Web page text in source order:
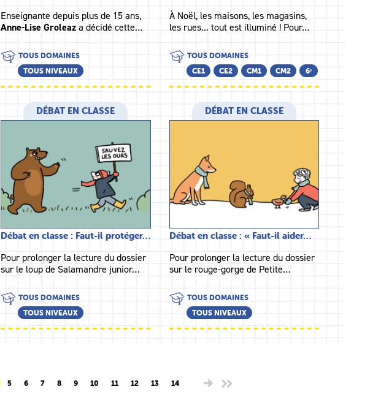
Enseignante depuis plus de 15 ans,
Anne-Lise Groleaz a décidé cette…
TOUS DOMAINES
TOUS NIVEAUX
À Noël, les maisons, les magasins,
les rues... tout est illuminé ! Pour…
TOUS DOMAINES
CE1
CE2 CM1 CM2 6ᵉ
DÉBAT EN CLASSE
Débat en classe : Faut-il protéger…
Pour prolonger la lecture du dossier
sur le loup de Salamandre junior…
TOUS DOMAINES
TOUS NIVEAUX
DÉBAT EN CLASSE
Débat en classe : « Faut-il aider…
Pour prolonger la lecture du dossier
sur le rouge-gorge de Petite…
TOUS DOMAINES
TOUS NIVEAUX
5 6 7 8 9 10 11 12 13 14